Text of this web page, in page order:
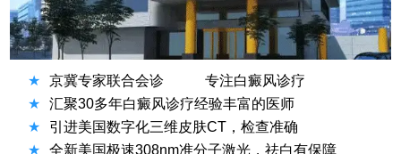
★ 京冀专家联合会诊
专注白癜风诊疗
★
汇聚30多年白癜风诊疗经验丰富的医师
★
引进美国数字化三维皮肤CT，检查准确
★
全新美国极速308nm准分子激光，祛白有保障